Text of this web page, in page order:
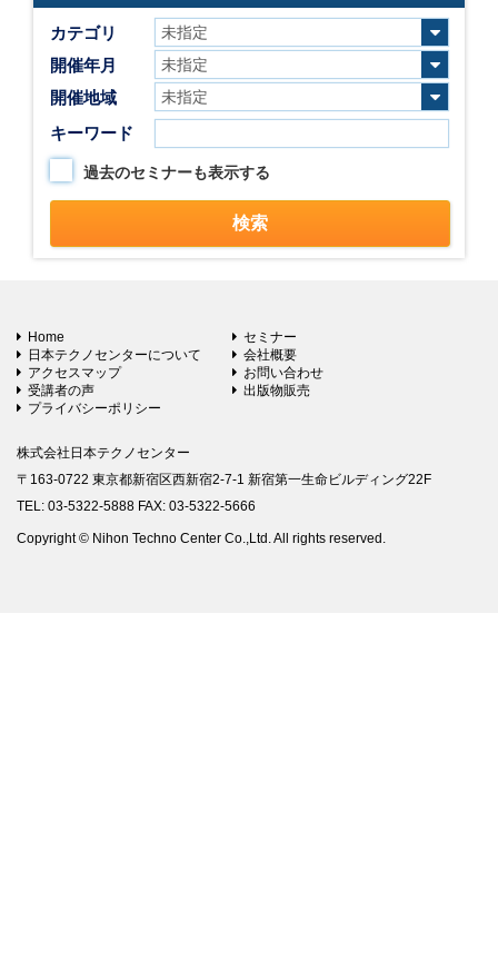
カテゴリ
開催年月
開催地域
キーワード
過去のセミナーも表示する
Home
セミナー
日本テクノセンターについて
会社概要
アクセスマップ
お問い合わせ
受講者の声
出版物販売
プライバシーポリシー
株式会社日本テクノセンター
〒163-0722 東京都新宿区西新宿2-7-1 新宿第一生命ビルディング22F
TEL: 03-5322-5888 FAX: 03-5322-5666
Copyright © Nihon Techno Center Co.,Ltd. All rights reserved.